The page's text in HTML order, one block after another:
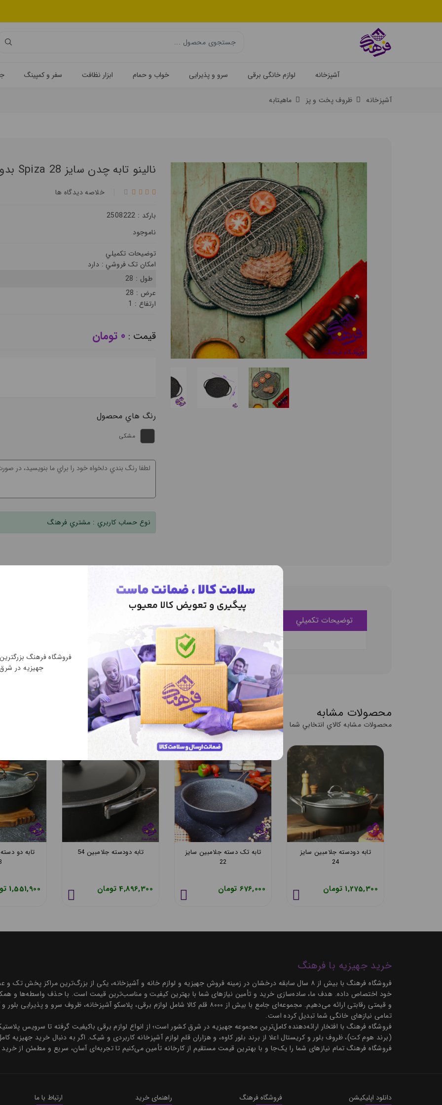
آشپزخانه لوازم خانگی برقی سرو و پذیرایی خواب و حمام ابزار نظافت سفر و کمپینگ
آشپزخانه ظروف پخت و پز ماهیتابه
نالينو تابه چدن سایز Spiza 28 بدون درب
خلاصه ديدگاه ها
بارکد : 2508222
ناموجود
توضيحات تکميلي
امکان تک فروشي : دارد
طول :
عرض :
ارتفاع :
قيمت : 0 تومان
رنگ هاي محصول
مشکی
نوع حساب کاربري : مشتري فرهنگ
توضيحات تکميلي
محصولات مشابه
محصولات مشابه کالاي انتخابي شما
تابه تک دست جلامبین
سایز 24
795,900 تومان
تابه دودسته جلامبین سایز
24
1,275,300 تومان
تابه تک دسته جلامبین سایز
676,000 تومان
تابه
4,896,300 تومان
خرید جهیزیه با فرهنگ
فروشگاه فرهنگ با بیش از ۸ سال سابقه درخشان در زمینه فروش جهیزیه و لوازم خانه و آشپزخانه، یکی از بزرگ‌ترین مراکز
خود اختصاص داده. هدف ما، ساده‌سازی خرید و تأمین نیازهای شما با بهترین کیفیت و مناسب‌ترین قیمت است. با حذف واسطه‌ها و
و قیمتی رقابتی ارائه می‌دهیم. مجموعه‌ای جامع با بیش از ۸۰۰۰ قلم کالا شامل لوازم برقی، پلاسکو
تمامی نیازهای خانگی شما تبدیل کرده است.
فروشگاه فرهنگ با افتخار ارائه‌دهنده کامل‌ترین مجموعه جهیزیه در شرق کشور است؛ از انواع لوازم برقی باکیفیت گرفته تا سرویس
(برند هوم کت)، ظروف بلور و کریستال اعلا از برند بلور کاوه، و هزاران قلم لوازم آشپزخانه کاربردی و شیک. اگر به دنبال خرید جهیزیه
فروشگاه فرهنگ تمام نیازهای شما را یک‌جا و با بهترین قیمت مستقیم از کارخانه تأمین می‌کنیم تا تجربه‌ای آسان، سریع و مطمئن از خرید
دانلود اپلیکیشن فروشگاه فرهنگ راهنمای خرید ارتباط با ما
فروشگاه فرهنگ
جهیزیه در